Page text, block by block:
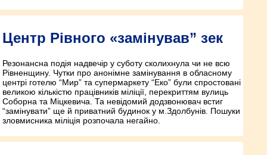
Центр Рівного «замінував” зек
Резонансна подія надвечір у суботу сколихнула чи не всю
Рівненщину. Чутки про анонімне замінування в обласному
центрі готелю “Мир” та супермаркету “Еко” були спростовані
великою кількістю працівників міліції, перекриттям вулиць
Соборна та Міцкевича. Та невідомий додзвонювач встиг
“замінувати” ще й приватний будинок у м.Здолбунів. Пошуки
зловмисника міліція розпочала негайно.